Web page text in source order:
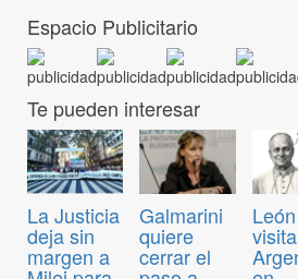
Espacio Publicitario
Te pueden interesar
La Justicia
deja sin
margen a
Galmarini
quiere
cerrar el